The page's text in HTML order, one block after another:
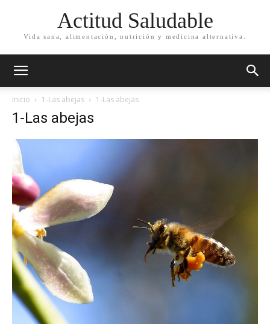
Actitud Saludable
Vida sana, alimentación, nutrición y medicina alternativa.
Inicio 1-Las abejas 1-Las abejas
1-Las abejas